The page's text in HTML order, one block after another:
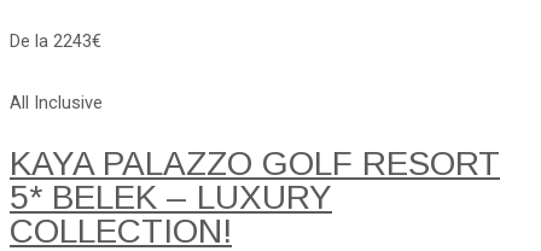
De la 2243€
All Inclusive
KAYA PALAZZO GOLF RESORT
5* BELEK – LUXURY
COLLECTION!